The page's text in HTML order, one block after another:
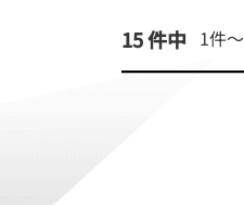
15 件中 1件～